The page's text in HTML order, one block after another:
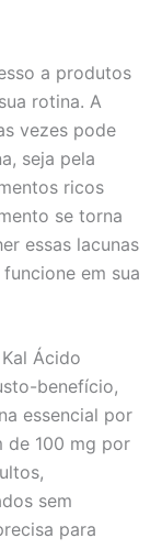
a produtos
rotina. A
vezes pode
seja pela
ricos
se torna
essas lacunas
em sua
Ácido
benefício,
essencial por
de 100 mg por
sem
para